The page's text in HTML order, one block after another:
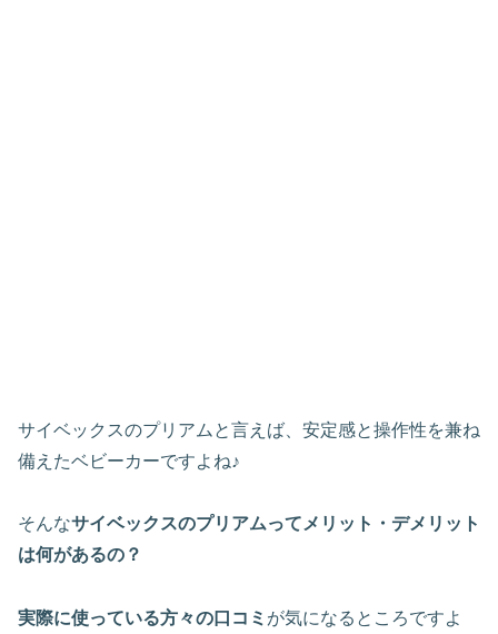
サイベックスのプリアムと言えば、安定感と操作性を兼ね
備えたベビーカーですよね♪
そんなサイベックスのプリアムってメリット・デメリット
は何があるの？
実際に使っている方々の口コミ が気になるところですよ